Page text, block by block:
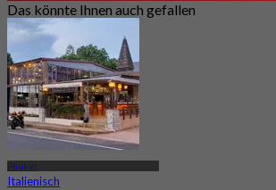
Das könnte Ihnen auch gefallen
Phuket
Italienisch